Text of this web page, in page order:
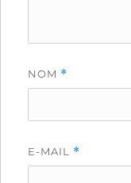
NOM *
E-MAIL *